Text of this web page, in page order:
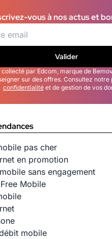
vous à nos actus et
Valider
collecté par Edcom, marque de
sur des offres. Consultez notre
confidentialitéet de gestion de vos
pas cher
en promotion
sans engagement
Mobile
mobile